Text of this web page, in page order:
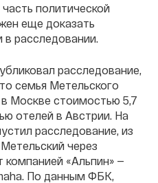
политической
еще доказать
расследовании.
расследование,
семья Метельского
Москве стоимостью 5,7
отелей в Австрии. На
расследование, из
через
«Альпин» —
По данным ФБК,